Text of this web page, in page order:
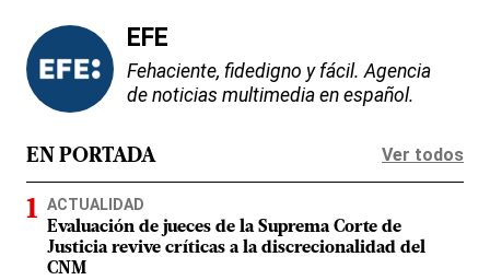
EFE
Fehaciente, fidedigno y fácil. Agencia
de noticias multimedia en español.
EN PORTADA Ver todos
ACTUALIDAD
Evaluación de jueces de la Suprema Corte de
Justicia revive críticas a la discrecionalidad del
CNM